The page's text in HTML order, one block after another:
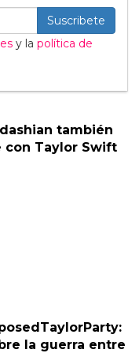
Suscribete
y la política de
también
con Taylor Swift
la guerra entre